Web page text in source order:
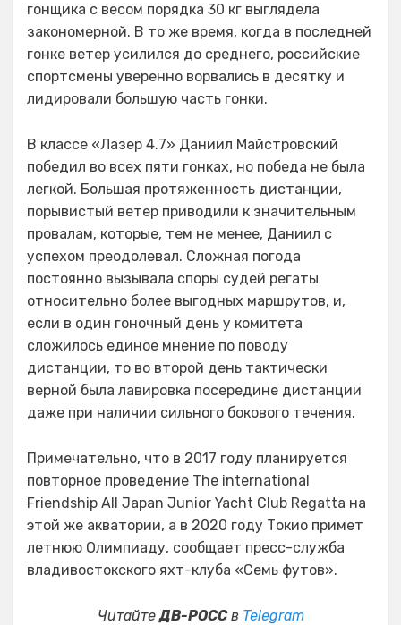
гонщика с весом порядка 30 кг выглядела
закономерной. В то же время, когда в последней
гонке ветер усилился до среднего, российские
спортсмены уверенно ворвались в десятку и
лидировали большую часть гонки.
В классе «Лазер 4.7» Даниил Майстровский
победил во всех пяти гонках, но победа не была
легкой. Большая протяженность дистанции,
порывистый ветер приводили к значительным
провалам, которые, тем не менее, Даниил с
успехом преодолевал. Сложная погода
постоянно вызывала споры судей регаты
относительно более выгодных маршрутов, и,
если в один гоночный день у комитета
сложилось единое мнение по поводу
дистанции, то во второй день тактически
верной была лавировка посередине дистанции
даже при наличии сильного бокового течения.
Примечательно, что в 2017 году планируется
повторное проведение The international
Friendship All Japan Junior Yacht Club Regatta на
этой же акватории, а в 2020 году Токио примет
летнюю Олимпиаду, сообщает пресс-служба
владивостокского яхт-клуба «Семь футов».
ЧитайтеДВ-РОССв Telegram